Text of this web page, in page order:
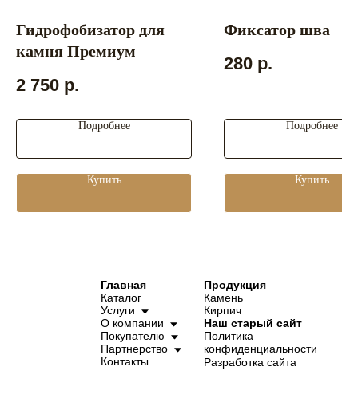
Гидрофобизатор для
камня Премиум
2 750 р.
Подробнее
Купить
Фиксатор шва
280 р.
Подробнее
Купить